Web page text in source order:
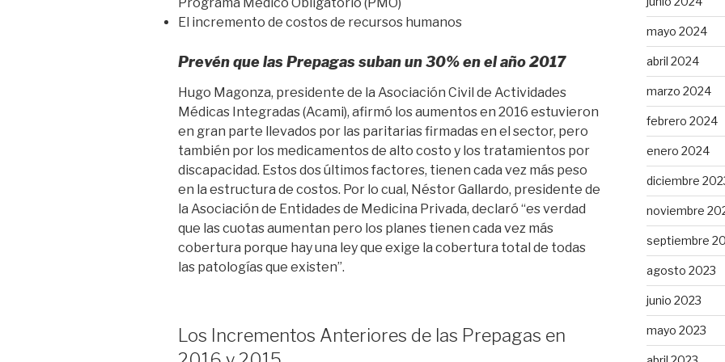
Programa Médico Obligatorio (PMO)
El incremento de costos de recursos humanos
Prevén que las Prepagas suban un 30% en el año 2017
Hugo Magonza, presidente de la Asociación Civil de Actividades
Médicas Integradas (Acami), afirmó los aumentos en 2016 estuvieron
en gran parte llevados por las paritarias firmadas en el sector, pero
también por los medicamentos de alto costo y los tratamientos por
discapacidad. Estos dos últimos factores, tienen cada vez más peso
en la estructura de costos. Por lo cual, Néstor Gallardo, presidente de
la Asociación de Entidades de Medicina Privada, declaró “es verdad
que las cuotas aumentan pero los planes tienen cada vez más
cobertura porque hay una ley que exige la cobertura total de todas
las patologías que existen”.
Los Incrementos Anteriores de las Prepagas en
mayo 2024
abril 2024
marzo 2024
febrero 2024
enero 2024
diciembre
noviembre
septiembre
agosto 2023
junio 2023
mayo 2023